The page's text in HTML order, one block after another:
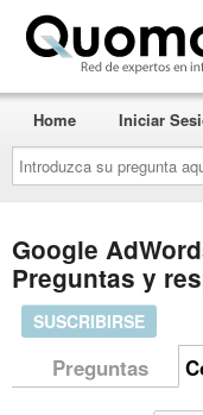
Introduzca
su
pregunta
aquí...
Home Iniciar
Google
Preguntas y
SUSCRIBIRSE
Preguntas